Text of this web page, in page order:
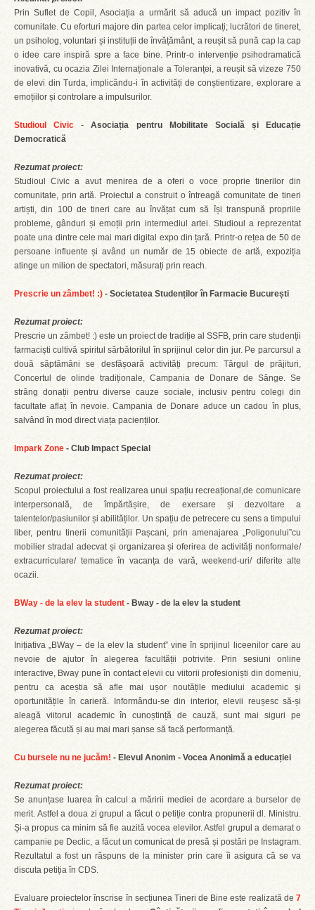
Prin Suflet de Copil, Asociația a urmărit să aducă un impact pozitiv în
comunitate. Cu eforturi majore din partea celor implicați; lucrători de tineret,
un psiholog, voluntari și instituții de învățământ, a reușit să pună cap la cap
o idee care inspiră spre a face bine. Printr-o intervenție psihodramatică
inovativă, cu ocazia Zilei Internaționale a Toleranței, a reușit să vizeze 750
de elevi din Turda, implicându-i în activități de conștientizare, explorare a
emoțiilor și controlare a impulsurilor.
Studioul Civic -Asociația pentru Mobilitate Socială și Educație
Democratică
Rezumat proiect:
Studioul Civic a avut menirea de a oferi o voce proprie tinerilor din
comunitate, prin artă. Proiectul a construit o întreagă comunitate de tineri
artiști, din 100 de tineri care au învățat cum să își transpună propriile
probleme, gânduri și emoții prin intermediul artei. Studioul a reprezentat
poate una dintre cele mai mari digital expo din țară. Printr-o rețea de 50 de
persoane influente și având un număr de 15 obiecte de artă, expoziția
atinge un milion de spectatori, măsurați prin reach.
Prescrie un zâmbet! :) - Societatea Studenților în Farmacie București
Rezumat proiect:
Prescrie un zâmbet! :) este un proiect de tradiție al SSFB, prin care studenții
farmaciști cultivă spiritul sărbătorilul în sprijinul celor din jur. Pe parcursul a
două săptămâni se desfășoară activități precum: Târgul de prăjituri,
Concertul de olinde tradiționale, Campania de Donare de Sânge. Se
strâng donații pentru diverse cauze sociale, inclusiv pentru colegi din
facultate aflaț în nevoie. Campania de Donare aduce un cadou în plus,
salvând în mod direct viața pacienților.
Impark Zone - Club Impact Special
Rezumat proiect:
Scopul proiectului a fost realizarea unui spațiu recreațional,de comunicare
interpersonală, de împărtășire, de exersare și dezvoltare a
talentelor/pasiunilor și abilităților. Un spațiu de petrecere cu sens a timpului
liber, pentru tinerii comunității Pașcani, prin amenajarea „Poligonului”cu
mobilier stradal adecvat și organizarea și oferirea de activități nonformale/
extracurriculare/ tematice în vacanța de vară, weekend-uri/ diferite alte
ocazii.
BWay - de la elev la student - Bway - de la elev la student
Rezumat proiect:
Inițiativa „BWay – de la elev la student” vine în sprijinul liceenilor care au
nevoie de ajutor în alegerea facultății potrivite. Prin sesiuni online
interactive, Bway pune în contact elevii cu viitorii profesioniști din domeniu,
pentru ca aceștia să afle mai ușor noutățile mediului academic și
oportunitățile în carieră. Informându-se din interior, elevii reușesc să-și
aleagă viitorul academic în cunoștință de cauză, sunt mai siguri pe
alegerea făcută și au mai mari șanse să facă performanță.
Cu bursele nu ne jucăm! - Elevul Anonim - Vocea Anonimă a educației
Rezumat proiect:
Se anunțase luarea în calcul a măririi mediei de acordare a burselor de
merit. Astfel a doua zi grupul a făcut o petiție contra propunerii dl. Ministru.
Și-a propus ca minim să fie auzită vocea elevilor. Astfel grupul a demarat o
campanie pe Declic, a făcut un comunicat de presă și postări pe Instagram.
Rezultatul a fost un răspuns de la minister prin care îi asigura că se va
discuta petiția în CDS.
Evaluare proiectelor înscrise în secțiunea Tineri de Bine este realizată de 7